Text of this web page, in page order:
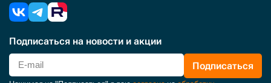
Подписаться на новости и акции
Подписаться